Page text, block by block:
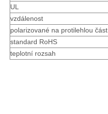
UL
vzdálenost
polarizované na protilehlou část
standard RoHS
teplotní rozsah